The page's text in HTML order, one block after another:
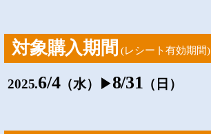
対象購入期間 (レシート有効期間)
2025.6/4（水）▶8/31 （日）